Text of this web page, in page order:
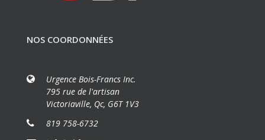
NOS COORDONNÉES
Urgence Bois-Francs Inc.
795 rue de l'artisan
Victoriaville, Qc, G6T 1V3
819 758-6732